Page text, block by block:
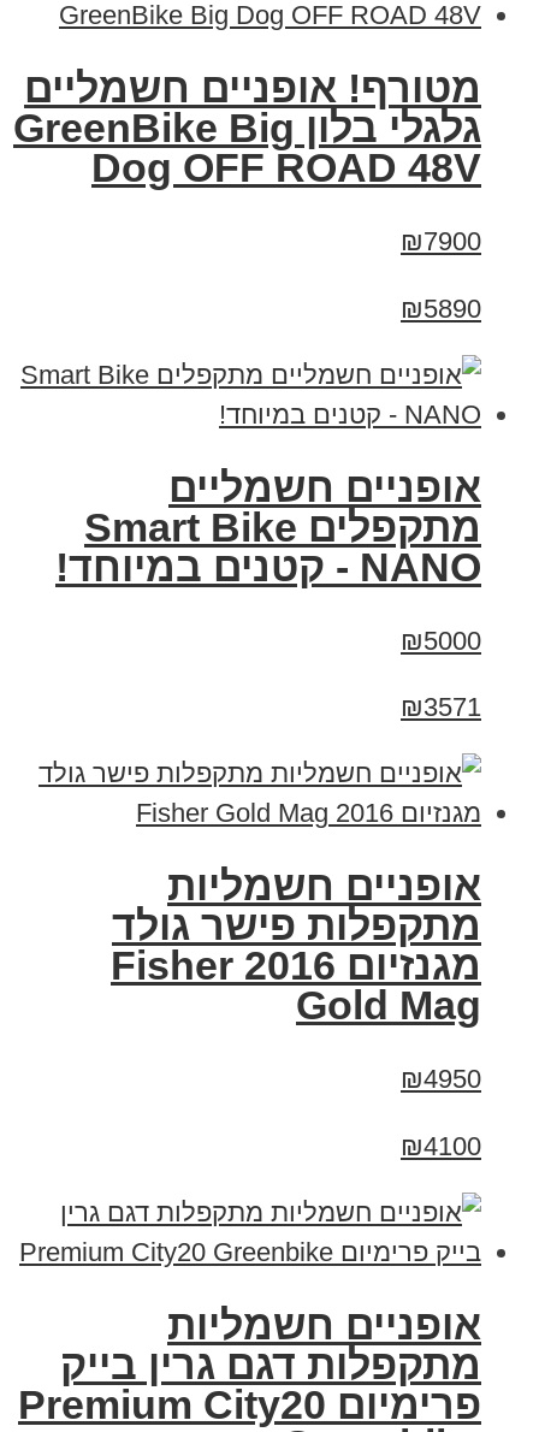
מטורף! אופניים חשמליים
גלגלי בלון GreenBike Big
Dog OFF ROAD 48V
₪7900
₪5890
אופניים חשמליים
מתקפלים Smart Bike
NANO - קטנים במיוחד!
₪5000
₪3571
אופניים חשמליות
מתקפלות פישר גולד
מגנזיום 2016 Fisher
Gold Mag
₪4950
₪4100
אופניים חשמליות
מתקפלות דגם גרין בייק
פרימיום Premium City20